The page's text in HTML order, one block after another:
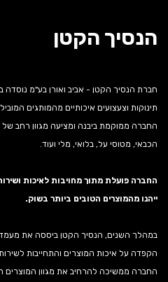
הנסיך הקטן
תינוקות וצעצועים איכותיים מהמותגים
החברה ממוקמת ביבנה ומציעה מגוון רחב של
הכבאי, מטוסי על, בלואי, מלי ועוד.
החברה פועלת מתוך מחויבות לאיכות
ייהנו מהמוצרים הטובים ביותר בשוק.
במהלך השנים, הנסיך הקטן ביססה את
הקפדה על איכות המוצרים והתחייבות
החברה ממשיכה להרחיב את מגוון המוצרים